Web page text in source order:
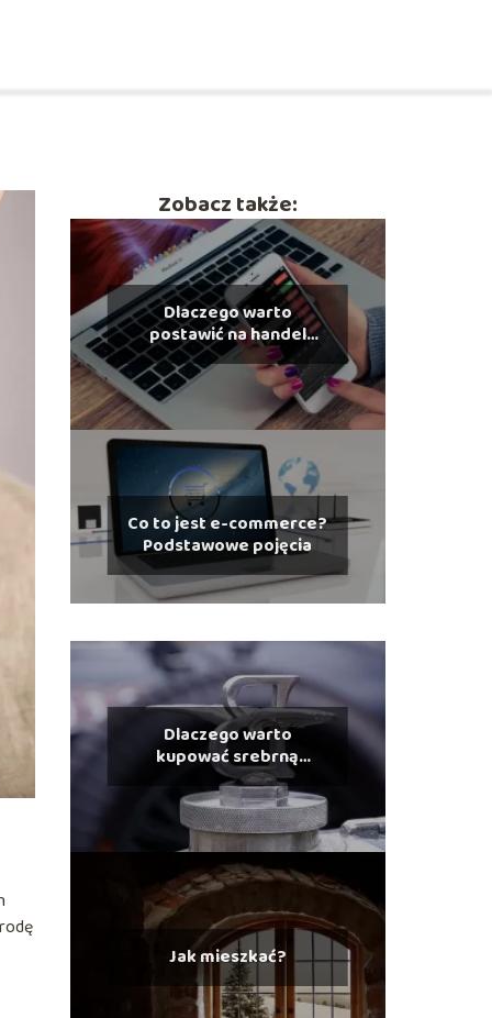
Zobacz także:
Dlaczego warto
postawić na handel
elektroniczny?
Co to jest e-commerce?
Podstawowe pojęcia
Dlaczego warto
kupować srebrną
biżuterię?
Jak mieszkać?